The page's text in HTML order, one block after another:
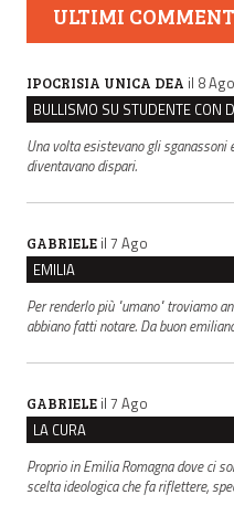
ULTIMI
IPOCRISIA UNICA DEA il 8 Ago
Una volta esistevano gli sganassoni
diventavano dispari.
GABRIELE il 7 Ago
EMILIA
Per renderlo più "umano" troviamo
abbiano fatti notare. Da buon
GABRIELE il 7 Ago
LA CURA
Proprio in Emilia Romagna dove ci
scelta ideologica che fa riflettere,